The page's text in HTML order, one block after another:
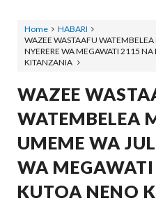
Home
HABARI
WAZEE WASTAAFU
NYERERE WA MEGAWATI 2115
KITANZANIA
WAZEE
WATEMBELEA
UMEME WA
WA
KUTOA NENO